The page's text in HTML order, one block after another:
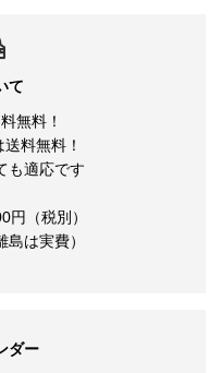
て
無料！
料無料！
も適応です
円（税別）
島は実費）
ダー